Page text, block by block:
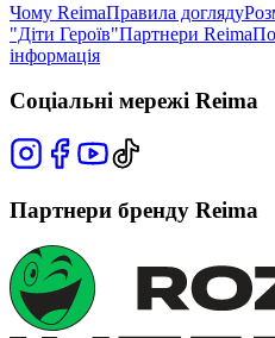
Чому ReimaПравила догляду
"Діти Героїв"Партнери Reima
інформація
Соціальні мережі Reima
Партнери бренду Reima